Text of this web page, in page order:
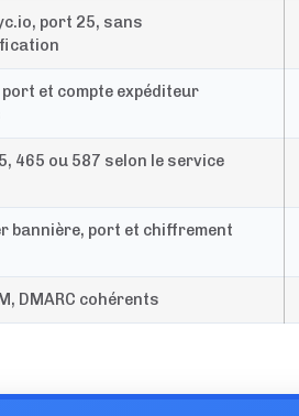
port 25, sans
et compte expéditeur
465 ou 587 selon le service
bannière, port et chiffrement
DMARC cohérents